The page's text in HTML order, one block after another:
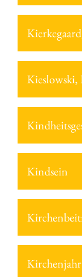
Kindsein
Kirchenjahr